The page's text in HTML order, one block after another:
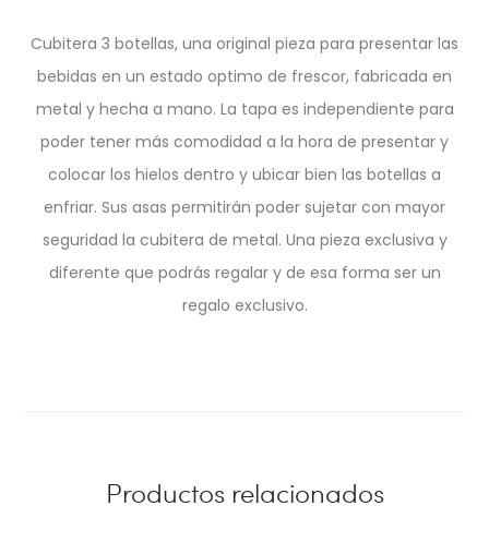
Cubitera 3 botellas, una original pieza para presentar las
bebidas en un estado optimo de frescor, fabricada en
metal y hecha a mano. La tapa es independiente para
poder tener más comodidad a la hora de presentar y
colocar los hielos dentro y ubicar bien las botellas a
enfriar. Sus asas permitirán poder sujetar con mayor
seguridad la cubitera de metal. Una pieza exclusiva y
diferente que podrás regalar y de esa forma ser un
regalo exclusivo.
Productos relacionados